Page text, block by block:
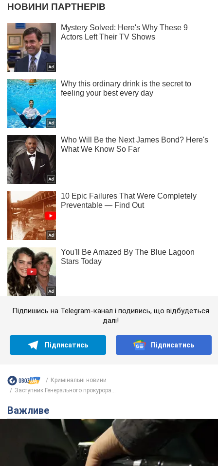
Підпишись на Telegram-канал і подивись, що відбудеться
далі!
Підписатись Підписатись
Кримінальні новини
Заступник Генерального прокурора...
Важливе